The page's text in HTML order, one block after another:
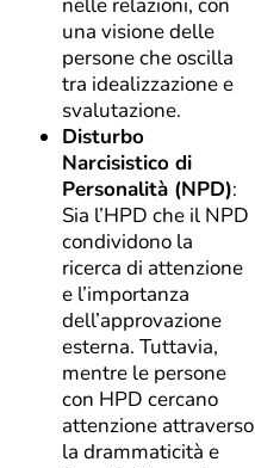
una visione delle
persone che oscilla
tra idealizzazione e
svalutazione.
Disturbo
Narcisistico di
Personalità (NPD):
Sia l’HPD che il NPD
condividono la
ricerca di attenzione
e l’importanza
dell’approvazione
esterna. Tuttavia,
mentre le persone
con HPD cercano
attenzione attraverso
la drammaticità e